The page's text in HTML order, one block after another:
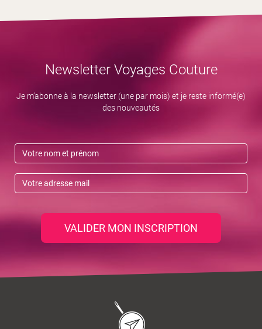
Newsletter Voyages Couture
Je m’abonne à la newsletter (une par mois) et je reste informé(e)
des nouveautés
VALIDER MON INSCRIPTION